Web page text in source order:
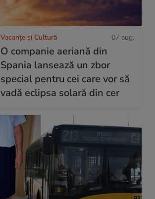
Vacanțe și Cultură 07 aug.
O companie aeriană din
Spania lansează un zbor
special pentru cei care vor să
vadă eclipsa solară din cer